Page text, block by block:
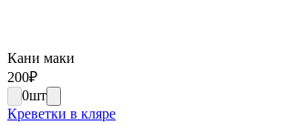
Кани маки
200₽
0шт
Креветки в кляре